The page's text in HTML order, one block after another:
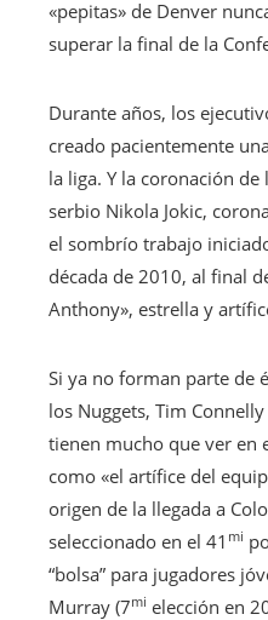
«pepitas» de Denver
superar la final de la
Durante años, los
creado pacientemente
la liga. Y la coronación
serbio Nikola Jokic,
el sombrío trabajo
década de 2010, al final
Anthony», estrella y
Si ya no forman parte de
los Nuggets, Tim
tienen mucho que ver en
como «el artífice del
origen de la llegada a
seleccionado en el 41 mi
“bolsa” para jugadores
Murray (7mi elección en